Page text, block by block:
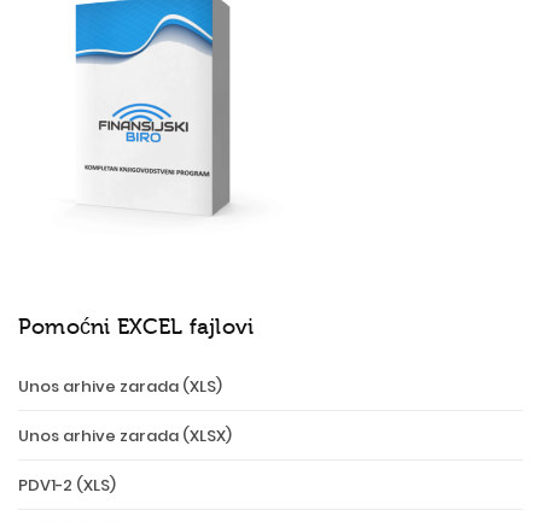
Pomoćni EXCEL fajlovi
Unos arhive zarada (XLS)
Unos arhive zarada (XLSX)
PDV1-2 (XLS)